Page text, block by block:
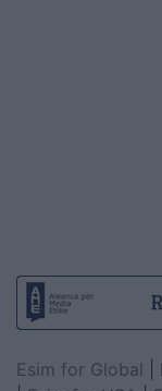
Esim for Global